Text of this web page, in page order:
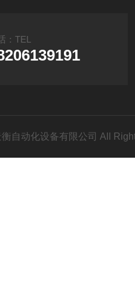
：TEL
衡自动化设备有限公司 All